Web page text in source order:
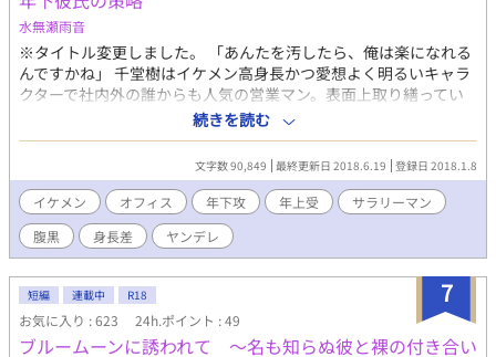
水無瀬雨音
※タイトル変更しました。 「あんたを汚したら、俺は楽になれる
んですかね」 千堂樹はイケメン高身長かつ愛想よく明るいキャラ
クターで社内外の誰からも人気の営業マン。表面上取り繕ってい
るだけで幼少期のトラウマから人を心から信じることができず、
内心はかなりの腹黒。 誰とでもなんなく付き合えるのに、先輩の
小鳩祐だけは苦手だった。 利益があるから人に優しくすると思っ
ている樹にとって、利益もないのに誰にでも親切な祐が理解でき
ない。見ているだけで祐に苛立つ樹だったが、関わらなければい
いと思いながらも何故か関わってしまう。ならば徹底的に付きま
とって祐の裏の顔を暴いてやろうと思う樹だったが、だんだんと
樹の純真さに惹かれていく。 くっつく前のじれったい感じを書き
たいのですぐにはくっつかないと思います。 腹黒年下×ほんわか
地味メガネ（素顔はそこそこイケメン） ※作者未経験の業種のた
め業務内容など現実と差異がある場合があります。スルー推奨。
途中急展開しております。もうすこし丁寧に書きたかったのです
続きを読む
文字数 90,849 最終更新日 2018.6.19 登録日 2018.1.8
イケメン オフィス 年下攻 年上受
サラリーマン
腹黒
身長差 ヤンデレ
7
短編 連載中 R18
お気に入り : 623 24h.ポイント : 49
ブルームーンに誘われて 〜名も知らぬ彼と裸の付き合い